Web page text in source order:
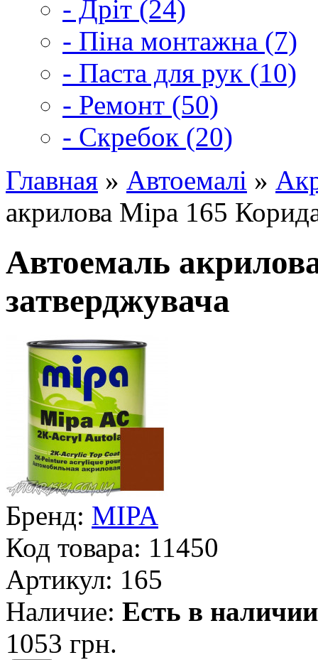
- Дріт (24)
- Піна монтажна (7)
- Паста для рук (10)
- Ремонт (50)
- Скребок (20)
Главная » Автоемалі »
акрилова Mipa 165
Автоемаль
затверджувача
Бренд: MIPA
Код товара: 11450
Артикул: 165
Наличие: Есть в наличии
1053 грн.